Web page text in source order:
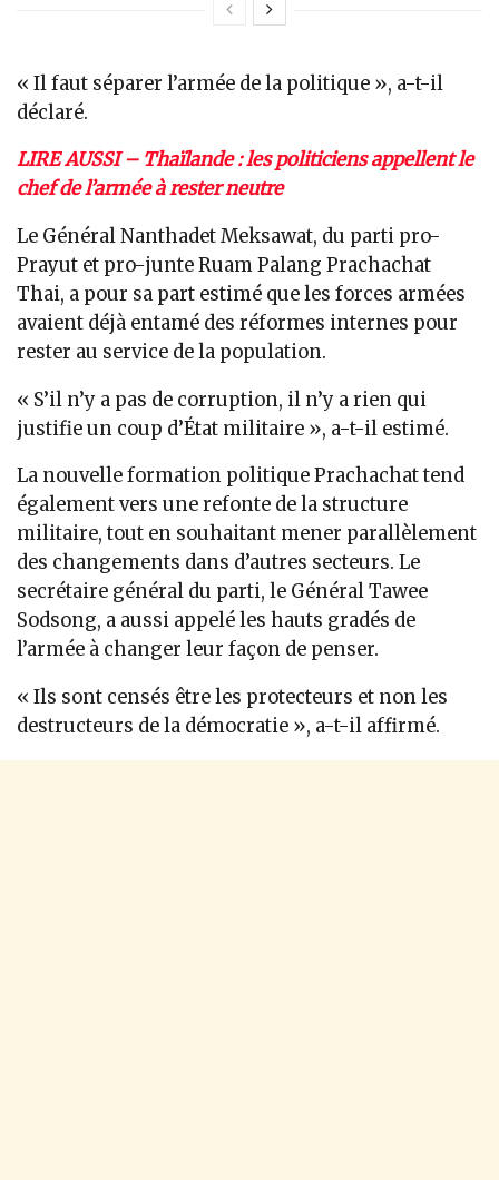
« Il faut séparer l’armée de la politique », a-t-il
déclaré.
LIRE AUSSI – Thaïlande : les politiciens appellent le
chef de l’armée à rester neutre
Le Général Nanthadet Meksawat, du parti pro-
Prayut et pro-junte Ruam Palang Prachachat
Thai, a pour sa part estimé que les forces armées
avaient déjà entamé des réformes internes pour
rester au service de la population.
« S’il n’y a pas de corruption, il n’y a rien qui
justifie un coup d’État militaire », a-t-il estimé.
La nouvelle formation politique Prachachat tend
également vers une refonte de la structure
militaire, tout en souhaitant mener parallèlement
des changements dans d’autres secteurs. Le
secrétaire général du parti, le Général Tawee
Sodsong, a aussi appelé les hauts gradés de
l’armée à changer leur façon de penser.
« Ils sont censés être les protecteurs et non les
destructeurs de la démocratie », a-t-il affirmé.